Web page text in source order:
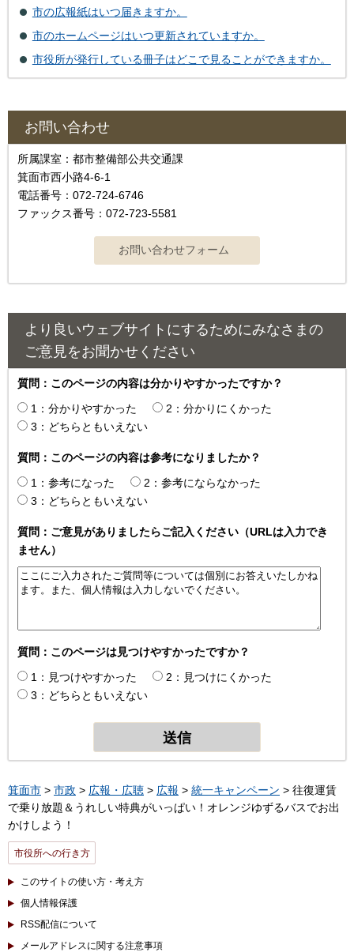
市の広報紙はいつ届きますか。
市のホームページはいつ更新されていますか。
市役所が発行している冊子はどこで見ることができますか。
お問い合わせ
所属課室：都市整備部公共交通課
箕面市西小路4-6-1
電話番号：072-724-6746
ファックス番号：072-723-5581
より良いウェブサイトにするためにみなさまの
ご意見をお聞かせください
質問：このページの内容は分かりやすかったですか？
1：分かりやすかった
2：分かりにくかった
3：どちらともいえない
質問：このページの内容は参考になりましたか？
1：参考になった
2：参考にならなかった
3：どちらともいえない
質問：ご意見がありましたらご記入ください（URLは入力でき
ません）
質問：このページは見つけやすかったですか？
1：見つけやすかった
2：見つけにくかった
3：どちらともいえない
箕面市 > 市政 > 広報・広聴 > 広報 > 統一キャンペーン > 往復運賃
で乗り放題＆うれしい特典がいっぱい！オレンジゆずるバスでお出
かけしよう！
市役所への行き方
このサイトの使い方・考え方
個人情報保護
RSS配信について
メールアドレスに関する注意事項